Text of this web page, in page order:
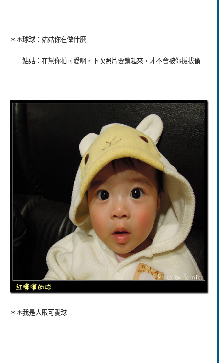
＊＊球球：姑姑你在做什麼
姑姑：在幫你拍可愛啊，下次照片要鎖起來，才不會被你拔拔偷
＊＊我是大眼可愛球